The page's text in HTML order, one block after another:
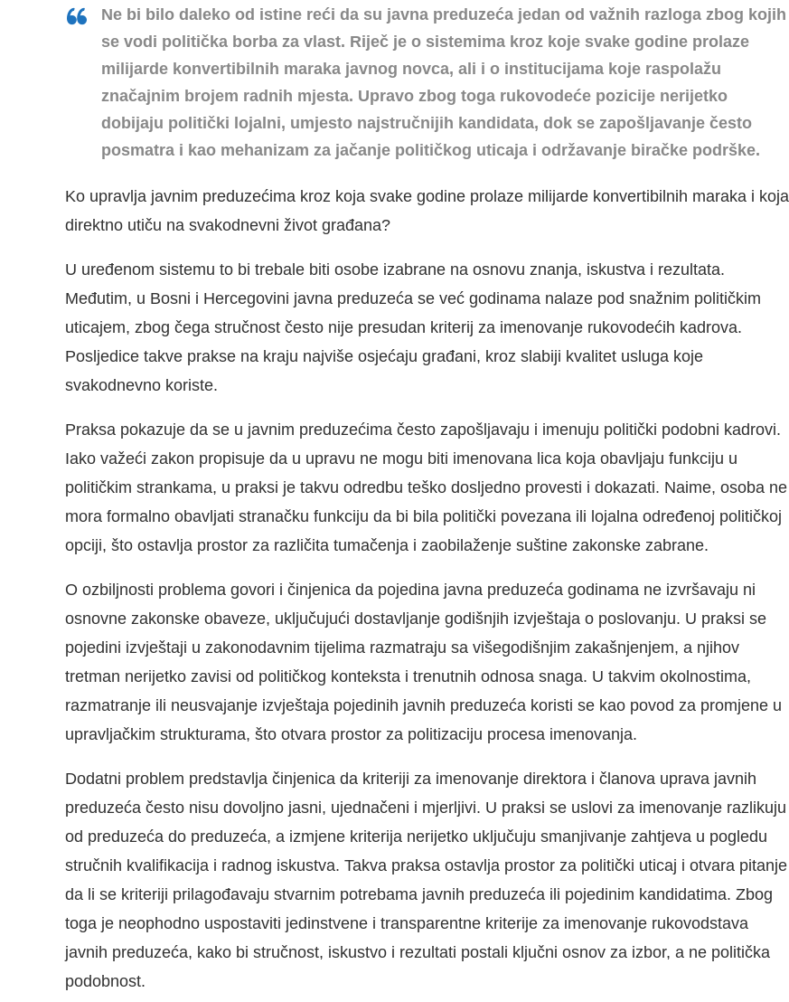
Ne bi bilo daleko od istine reći da su javna preduzeća jedan od važnih razloga zbog kojih
se vodi politička borba za vlast. Riječ je o sistemima kroz koje svake godine prolaze
milijarde konvertibilnih maraka javnog novca, ali i o institucijama koje raspolažu
značajnim brojem radnih mjesta. Upravo zbog toga rukovodeće pozicije nerijetko
dobijaju politički lojalni, umjesto najstručnijih kandidata, dok se zapošljavanje često
posmatra i kao mehanizam za jačanje političkog uticaja i održavanje biračke podrške.
Ko upravlja javnim preduzećima kroz koja svake godine prolaze milijarde konvertibilnih maraka i koja
direktno utiču na svakodnevni život građana?
U uređenom sistemu to bi trebale biti osobe izabrane na osnovu znanja, iskustva i rezultata.
Međutim, u Bosni i Hercegovini javna preduzeća se već godinama nalaze pod snažnim političkim
uticajem, zbog čega stručnost često nije presudan kriterij za imenovanje rukovodećih kadrova.
Posljedice takve prakse na kraju najviše osjećaju građani, kroz slabiji kvalitet usluga koje
svakodnevno koriste.
Praksa pokazuje da se u javnim preduzećima često zapošljavaju i imenuju politički podobni kadrovi.
Iako važeći zakon propisuje da u upravu ne mogu biti imenovana lica koja obavljaju funkciju u
političkim strankama, u praksi je takvu odredbu teško dosljedno provesti i dokazati. Naime, osoba ne
mora formalno obavljati stranačku funkciju da bi bila politički povezana ili lojalna određenoj političkoj
opciji, što ostavlja prostor za različita tumačenja i zaobilaženje suštine zakonske zabrane.
O ozbiljnosti problema govori i činjenica da pojedina javna preduzeća godinama ne izvršavaju ni
osnovne zakonske obaveze, uključujući dostavljanje godišnjih izvještaja o poslovanju. U praksi se
pojedini izvještaji u zakonodavnim tijelima razmatraju sa višegodišnjim zakašnjenjem, a njihov
tretman nerijetko zavisi od političkog konteksta i trenutnih odnosa snaga. U takvim okolnostima,
razmatranje ili neusvajanje izvještaja pojedinih javnih preduzeća koristi se kao povod za promjene u
upravljačkim strukturama, što otvara prostor za politizaciju procesa imenovanja.
Dodatni problem predstavlja činjenica da kriteriji za imenovanje direktora i članova uprava javnih
preduzeća često nisu dovoljno jasni, ujednačeni i mjerljivi. U praksi se uslovi za imenovanje razlikuju
od preduzeća do preduzeća, a izmjene kriterija nerijetko uključuju smanjivanje zahtjeva u pogledu
stručnih kvalifikacija i radnog iskustva. Takva praksa ostavlja prostor za politički uticaj i otvara pitanje
da li se kriteriji prilagođavaju stvarnim potrebama javnih preduzeća ili pojedinim kandidatima. Zbog
toga je neophodno uspostaviti jedinstvene i transparentne kriterije za imenovanje rukovodstava
javnih preduzeća, kako bi stručnost, iskustvo i rezultati postali ključni osnov za izbor, a ne politička
podobnost.